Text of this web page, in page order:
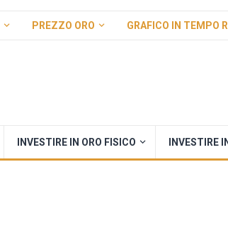
PREZZO ORO GRAFICO IN TEMPO
INVESTIRE IN ORO FISICO INVESTIRE